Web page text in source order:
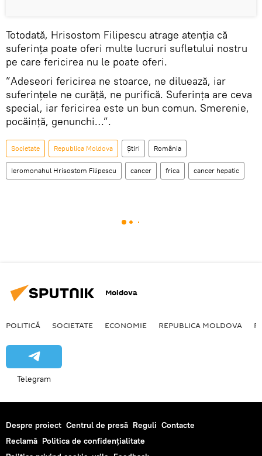
Totodată, Hrisostom Filipescu atrage atenția că
suferința poate oferi multe lucruri sufletului nostru
pe care fericirea nu le poate oferi.
”Adeseori fericirea ne stoarce, ne diluează, iar
suferințele ne curăță, ne purifică. Suferința are ceva
special, iar fericirea este un bun comun. Smerenie,
pocăință, genunchi…”.
Societate Republica Moldova Știri România
Ieromonahul Hrisostom Filipescu cancer frica cancer hepatic
Moldova
POLITICĂ SOCIETATE ECONOMIE REPUBLICA MOLDOVA
Telegram
Despre proiect Centrul de presă Reguli Contacte
Reclamă Politica de confidențialitate